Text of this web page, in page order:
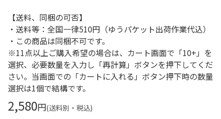
【送料、同梱の可否】
・送料等：全国一律510円（ゆうパケット出荷作業代込）
・この商品は同梱不可です。
※11点以上ご購入希望の場合は、カート画面で「10+」を
選択、必要数量を入力し「再計算」ボタンを押下してくだ
さい。当画面での「カートに入れる」ボタン押下時の数量
選択は1個で結構です。
2,580円(送料別・税込)